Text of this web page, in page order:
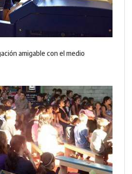
amigable con el medio